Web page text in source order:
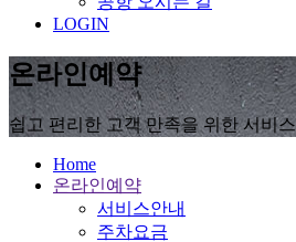
LOGIN
온라인예약
쉽고 편리한 고객 만족을 위한 서비스
Home
온라인예약
서비스안내
주차요금